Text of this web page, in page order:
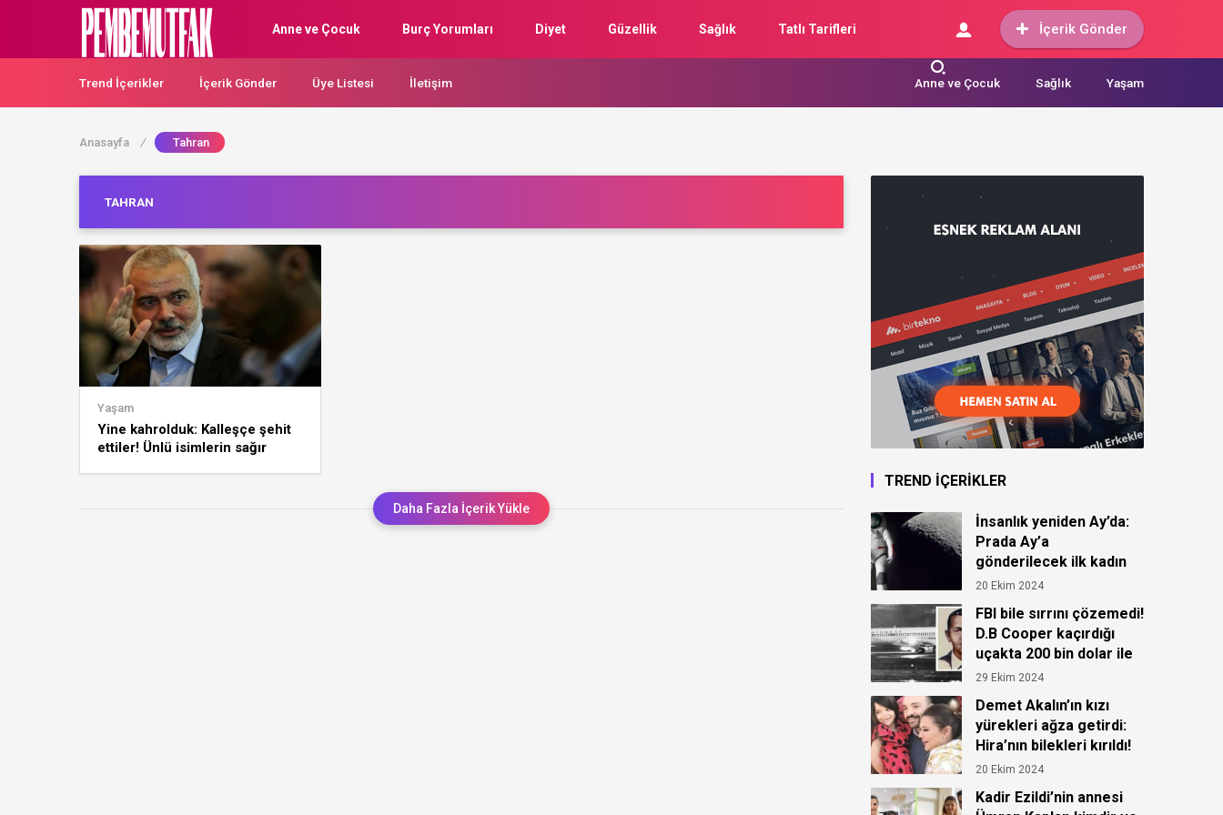
Anne ve Çocuk Burç Yorumları Diyet Güzellik Sağlık Tatlı Tarifleri İçerik Gönder
Trend İçerikler İçerik Gönder Üye Listesi İletişim Anne ve Çocuk Sağlık Yaşam
Anasayfa / Tahran
TAHRAN
Yaşam
Yine kahrolduk: Kalleşçe şehit
ettiler! Ünlü isimlerin sağır
Daha Fazla İçerik Yükle
TREND İÇERİKLER
İnsanlık yeniden Ay’da:
Prada Ay’a
gönderilecek ilk kadın
astronot için kıyafet
20 Ekim 2024
FBI bile sırrını çözemedi!
D.B Cooper kaçırdığı
uçakta 200 bin dolar ile
ortadan kayboldu!
29 Ekim 2024
Demet Akalın’ın kızı
yürekleri ağza getirdi:
Hira’nın bilekleri kırıldı!
20 Ekim 2024
Kadir Ezildi’nin annesi